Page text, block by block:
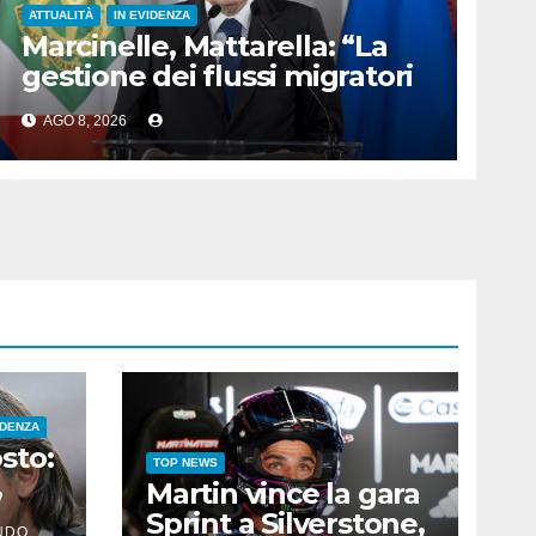
ATTUALITÀ IN EVIDENZA
Marcinelle, Mattarella: “La
gestione dei flussi migratori
rispetti la dignità delle
persone”
AGO 8, 2026
nati
TOP NEWS
Martin vince la gara
Sprint a Silverstone,